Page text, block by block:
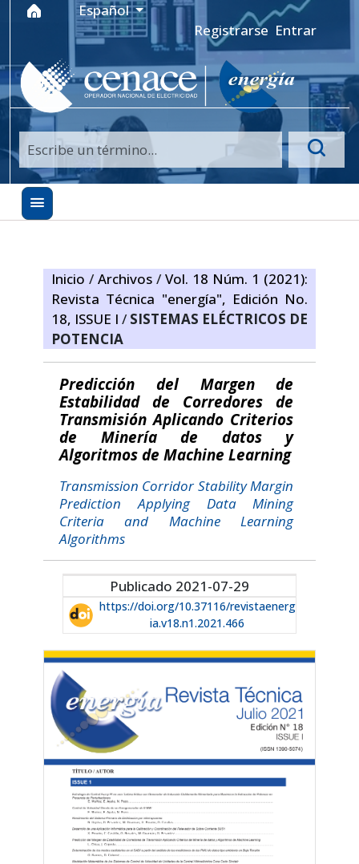
Ir al menú de navegación principal
Ir al contenido principal
Ir al pie de página del sitio
Idioma
Español
Registrarse Entrar
Inicio / Archivos / Vol. 18 Núm. 1 (2021):
Revista Técnica "energía", Edición No.
18, ISSUE I / SISTEMAS ELÉCTRICOS DE
POTENCIA
Predicción del Margen de
Estabilidad de Corredores de
Transmisión Aplicando Criterios
de Minería de datos y
Algoritmos de Machine Learning
Transmission Corridor Stability Margin
Prediction Applying Data Mining
Criteria and Machine Learning
Algorithms
Publicado 2021-07-29
https://doi.org/10.37116/revistaenerg
ia.v18.n1.2021.466